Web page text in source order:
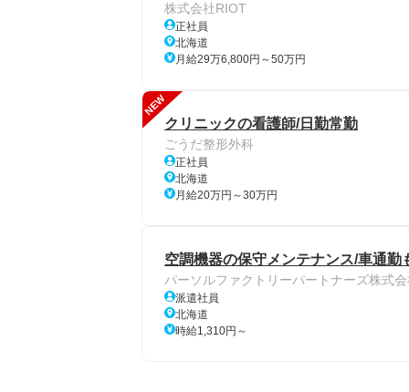
株式会社RIOT
正社員
北海道
月給29万6,800円～50万円
NEW
クリニックの看護師/日勤常勤
ごうだ整形外科
正社員
北海道
月給20万円～30万円
空調機器の保守メンテナンス/車通勤
パーソルファクトリーパートナーズ株式
派遣社員
北海道
時給1,310円～